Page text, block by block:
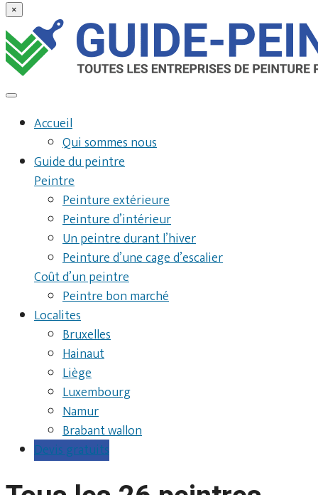
×
Accueil
Qui sommes nous
Guide du peintre
Peintre
Peinture extérieure
Peinture d’intérieur
Un peintre durant l’hiver
Peinture d’une cage d’escalier
Coût d’un peintre
Peintre bon marché
Localites
Bruxelles
Hainaut
Liège
Luxembourg
Namur
Brabant wallon
Devis gratuits